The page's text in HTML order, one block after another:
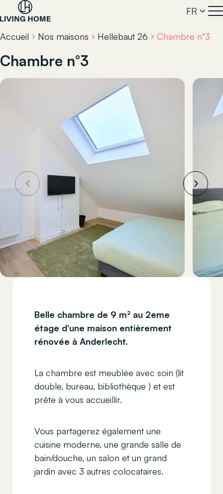
FR
Accueil Nos maisons Hellebaut 26 Chambre n°3
Chambre n°3
Belle chambre de 9 m² au 2eme
étage d'une maison entièrement
rénovée à Anderlecht.
La chambre est meublée avec soin (lit
double, bureau, bibliothèque ) et est
prête à vous accueillir.
Vous partagerez également une
cuisine moderne, une grande salle de
bain/douche, un salon et un grand
jardin avec 3 autres colocataires.